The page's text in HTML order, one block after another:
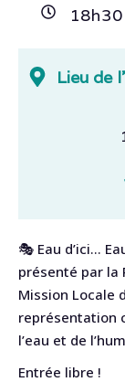
18h30
Lieu de
🎭 Eau d’ici…
présenté par la
Mission Locale
représentation
l’eau et de
Entrée libre !